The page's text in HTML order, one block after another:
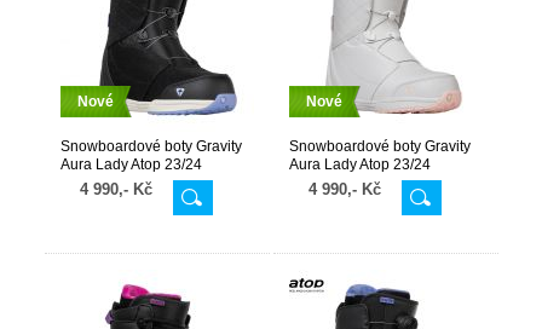
Nové
Snowboardové boty Gravity
Aura Lady Atop 23/24
Black/Lavender
4 990,- Kč
Nové
Snowboardové boty Gravity
Aura Lady Atop 23/24
White/Pale Pink
4 990,- Kč